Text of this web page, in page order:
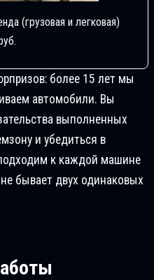
(грузовая и легковая)
более 15 лет мы
автомобили. Вы
выполненных
и убедиться в
к каждой машине
бывает двух одинаковых